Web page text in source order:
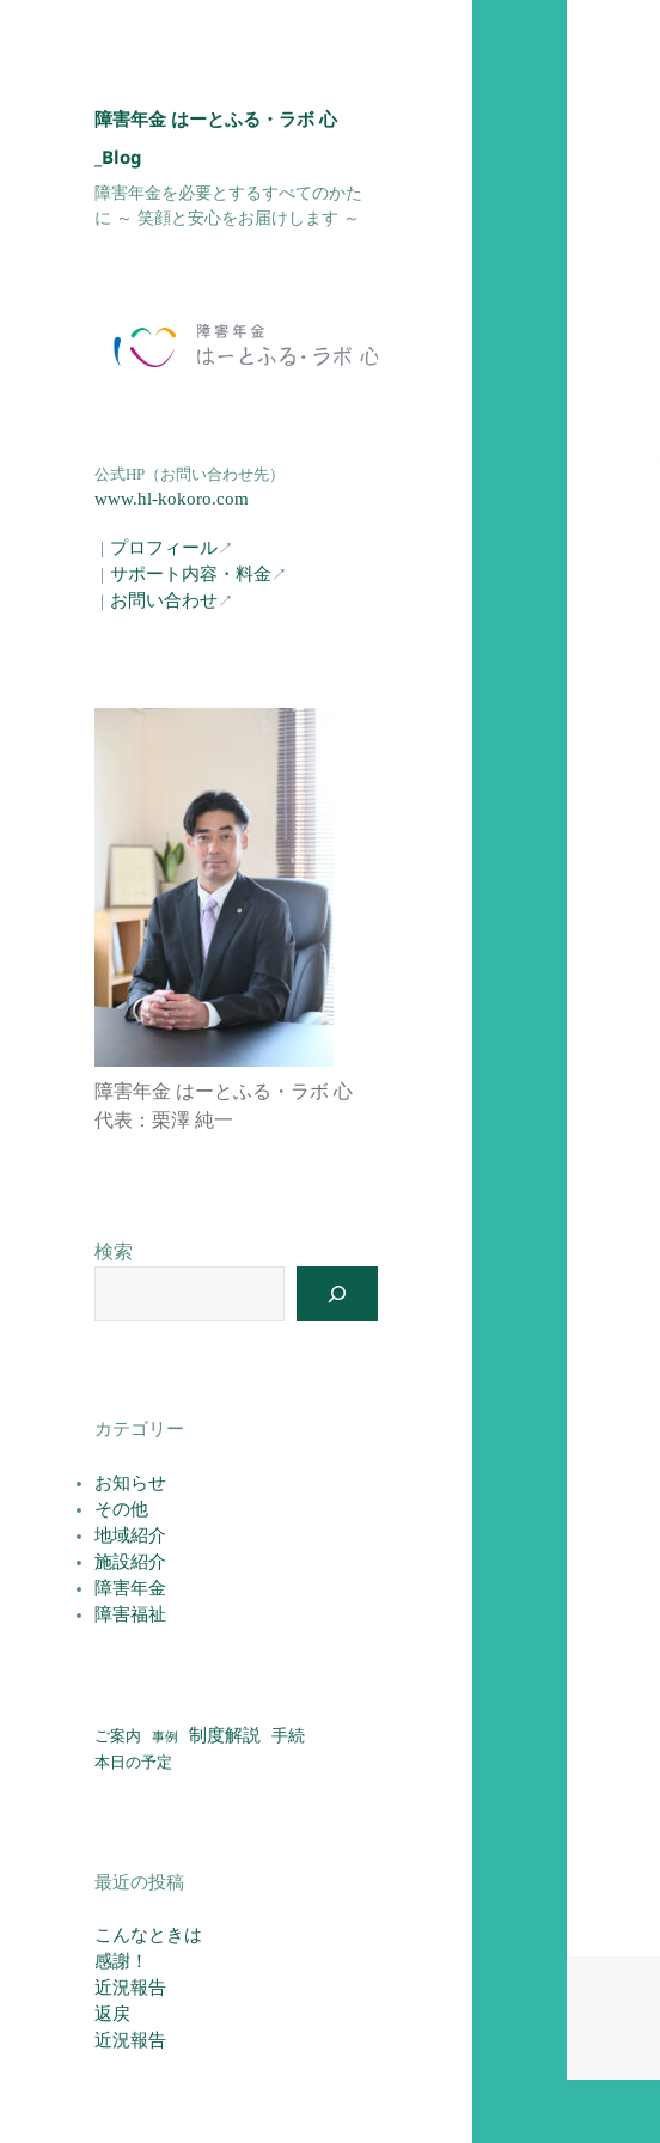
障害年金 はーとふる・ラボ 心
_Blog
障害年金を必要とするすべてのかた
に ～ 笑顔と安心をお届けします ～
公式HP（お問い合わせ先）
www.hl-kokoro.com
｜ プロフィール↗︎
｜サポート内容・料金 ↗︎
｜ お問い合わせ↗︎
障害年金 はーとふる・ラボ 心
代表：栗澤 純一
検索
カテゴリー
お知らせ
その他
地域紹介
施設紹介
障害年金
障害福祉
ご案内 事例 制度解説
手続
本日の予定
最近の投稿
こんなときは
感謝！
近況報告
返戻
近況報告